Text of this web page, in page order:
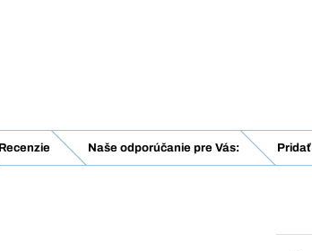
Recenzie Naše odporúčanie pre Vás: